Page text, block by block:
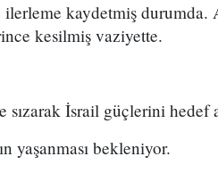
kaydetmiş durumda.
kesilmiş vaziyette.
sızarak İsrail güçlerini hedef
yaşanması bekleniyor.